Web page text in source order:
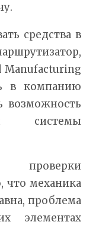
средства в
в компанию
возможность
системы
проверки
что механика
проблема
элементах